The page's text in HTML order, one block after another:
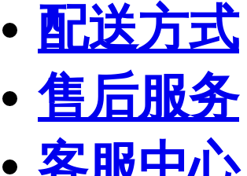
配送方式
售后服务